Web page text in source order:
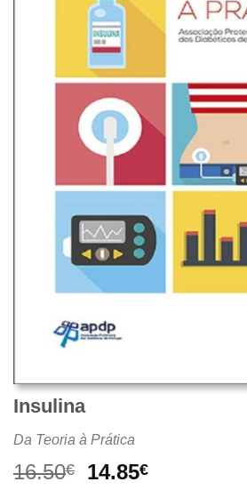
Insulina
Da Teoria à Prática
16.50€
O
14.85€O